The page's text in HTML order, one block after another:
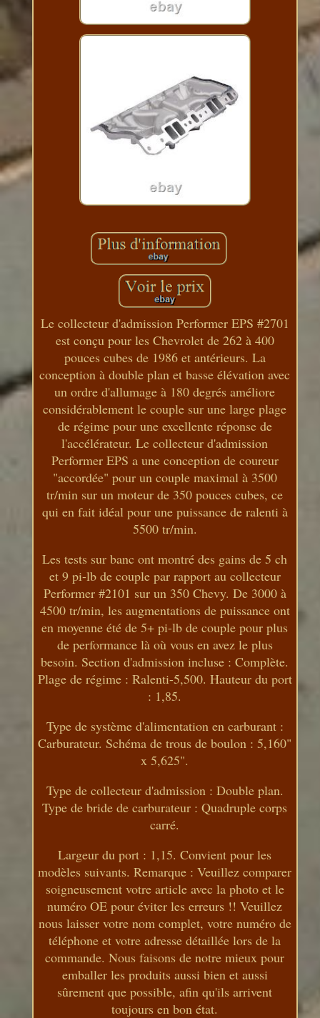
Le collecteur d'admission Performer EPS #2701
est conçu pour les Chevrolet de 262 à 400
pouces cubes de 1986 et antérieurs. La
conception à double plan et basse élévation avec
un ordre d'allumage à 180 degrés améliore
considérablement le couple sur une large plage
de régime pour une excellente réponse de
l'accélérateur. Le collecteur d'admission
Performer EPS a une conception de coureur
"accordée" pour un couple maximal à 3500
tr/min sur un moteur de 350 pouces cubes, ce
qui en fait idéal pour une puissance de ralenti à
5500 tr/min.
Les tests sur banc ont montré des gains de 5 ch
et 9 pi-lb de couple par rapport au collecteur
Performer #2101 sur un 350 Chevy. De 3000 à
4500 tr/min, les augmentations de puissance ont
en moyenne été de 5+ pi-lb de couple pour plus
de performance là où vous en avez le plus
besoin. Section d'admission incluse : Complète.
Plage de régime : Ralenti-5,500. Hauteur du port
: 1,85.
Type de système d'alimentation en carburant :
Carburateur. Schéma de trous de boulon : 5,160"
x 5,625".
Type de collecteur d'admission : Double plan.
Type de bride de carburateur : Quadruple corps
carré.
Largeur du port : 1,15. Convient pour les
modèles suivants. Remarque : Veuillez comparer
soigneusement votre article avec la photo et le
numéro OE pour éviter les erreurs !! Veuillez
nous laisser votre nom complet, votre numéro de
téléphone et votre adresse détaillée lors de la
commande. Nous faisons de notre mieux pour
emballer les produits aussi bien et aussi
sûrement que possible, afin qu'ils arrivent
toujours en bon état.